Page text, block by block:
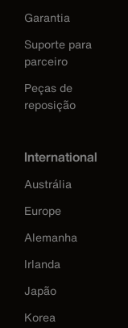
Garantia
Suporte para
parceiro
Peças de
reposição
International
Austrália
Europe
Alemanha
Irlanda
Japão
Korea